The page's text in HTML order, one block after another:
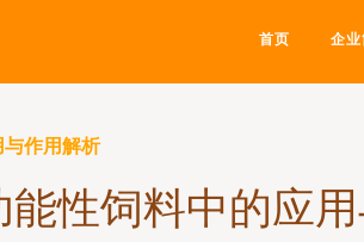
首页 企业
作用解析
能性饲料中的应